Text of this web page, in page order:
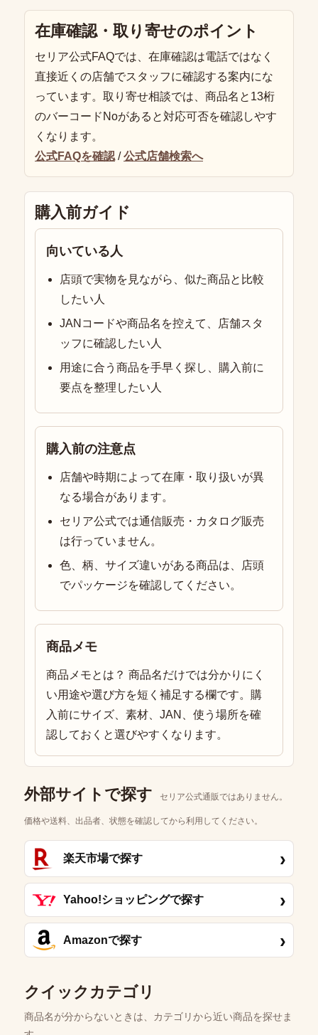
在庫確認・取り寄せのポイント
セリア公式FAQでは、在庫確認は電話ではなく
直接近くの店舗でスタッフに確認する案内にな
っています。取り寄せ相談では、商品名と13桁
のバーコードNoがあると対応可否を確認しやす
くなります。
公式FAQを確認 /公式店舗検索へ
購入前ガイド
向いている人
店頭で実物を見ながら、似た商品と比較
したい人
JANコードや商品名を控えて、店舗スタ
ッフに確認したい人
用途に合う商品を手早く探し、購入前に
要点を整理したい人
購入前の注意点
店舗や時期によって在庫・取り扱いが異
なる場合があります。
セリア公式では通信販売・カタログ販売
は行っていません。
色、柄、サイズ違いがある商品は、店頭
でパッケージを確認してください。
商品メモ
商品メモとは？ 商品名だけでは分かりにく
い用途や選び方を短く補足する欄です。購
入前にサイズ、素材、JAN、使う場所を確
認しておくと選びやすくなります。
外部サイトで探す セリア公式通販ではありません。
価格や送料、出品者、状態を確認してから利用してください。
楽天市場で探す ›
Yahoo!ショッピングで探す ›
Amazonで探す ›
クイックカテゴリ
商品名が分からないときは、カテゴリから近い商品を探せま